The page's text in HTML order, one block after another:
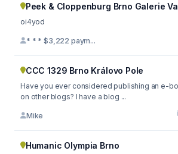
Peek & Cloppenburg Brno Galerie
oi4yod
* * * $3,222 paym...
CCC 1329 Brno Královo Pole
Have you ever considered publishing an e-book or guest
on other blogs? I have a blog ...
Mike
Humanic Olympia Brno